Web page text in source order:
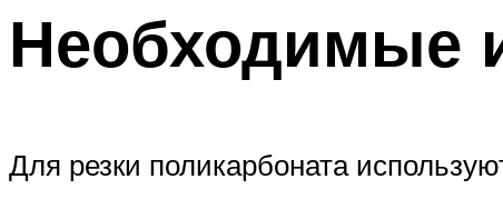
Необходимые
Для резки поликарбоната